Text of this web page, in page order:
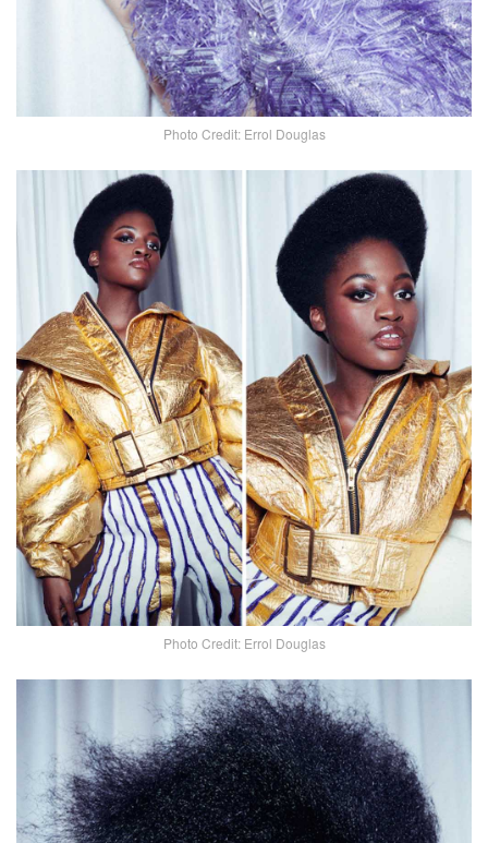
Photo Credit: Errol Douglas
Photo Credit: Errol Douglas